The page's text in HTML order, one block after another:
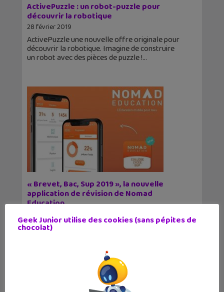
ActivePuzzle : un robot-puzzle pour
découvrir la robotique
28 février 2019
ActivePuzzle une nouvelle offre originale pour
découvrir la robotique. Imagine de construire
un robot avec des pièces de puzzle !
« Brevet, Bac, Sup 2019 », la nouvelle
application de révision de Nomad
Education
27 février 2019
Nomad Education, connue pour ses applications
Geek Junior utilise des cookies (sans pépites de
chocolat)